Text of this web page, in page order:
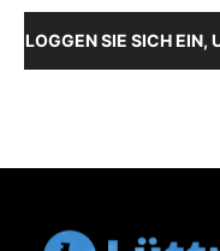
LOGGEN SIE SICH EIN,